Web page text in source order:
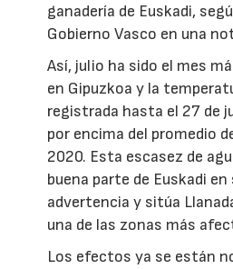
ganadería de Euskadi,
Gobierno Vasco en una
Así, julio ha sido el mes
en Gipuzkoa y la
registrada hasta el 27 de
por encima del promedio
2020. Esta escasez de
buena parte de Euskadi
advertencia y sitúa
una de las zonas más
Los efectos ya se están